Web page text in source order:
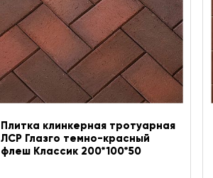
Плитка клинкерная тротуарная
ЛСР Глазго темно-красный
флеш Классик 200*100*50